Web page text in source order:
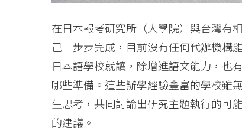
在日本報考研究所（大學院）與台灣有
己一步步完成，目前沒有任何代辦機構
日本語學校就讀，除增進語文能力，也
哪些準備。這些辦學經驗豐富的學校雖
生思考，共同討論出研究主題執行的可
的建議。